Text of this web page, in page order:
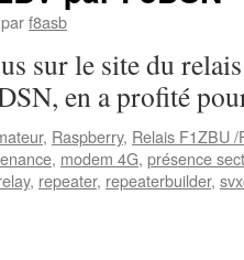
parf8asb
sur le site du
en a profité
, Raspberry, Relais F1ZBU /
, modem 4G, présence
, repeater, repeaterbuilder,